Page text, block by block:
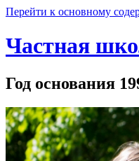
Перейти к основному
Частная
Год основания